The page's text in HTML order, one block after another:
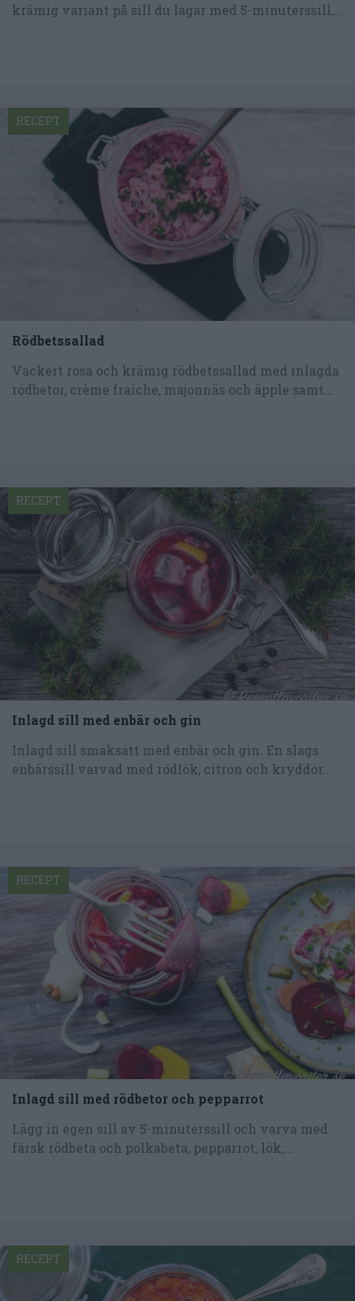
krämig variant på sill du lagar med 5-minuterssill,...
Rödbetssallad
Vackert rosa och krämig rödbetssallad med inlagda
rödbetor, crème fraiche, majonnäs och äpple samt...
RECEPT
Inlagd sill med enbär och gin
Inlagd sill smaksatt med enbär och gin. En slags
enbärssill varvad med rödlök, citron och kryddor...
RECEPT
Inlagd sill med rödbetor och pepparrot
Lägg in egen sill av 5-minuterssill och varva med
färsk rödbeta och polkabeta, pepparrot, lök,...
RECEPT
RECEPT